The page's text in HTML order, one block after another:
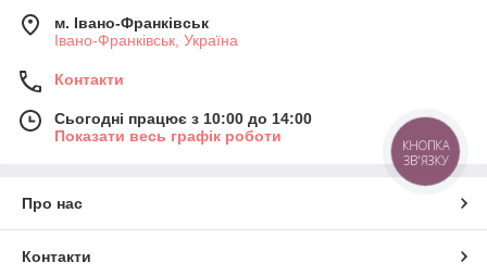
м. Івано-Франківськ
Івано-Франківськ, Україна
Контакти
Сьогодні працює з 10:00 до 14:00
Показати весь графік роботи
Про нас
Контакти
КНОПКА
ЗВ'ЯЗКУ